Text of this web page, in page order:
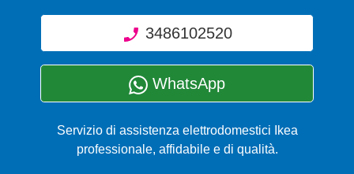
3486102520
WhatsApp
Servizio di assistenza elettrodomestici Ikea
professionale, affidabile e di qualità.